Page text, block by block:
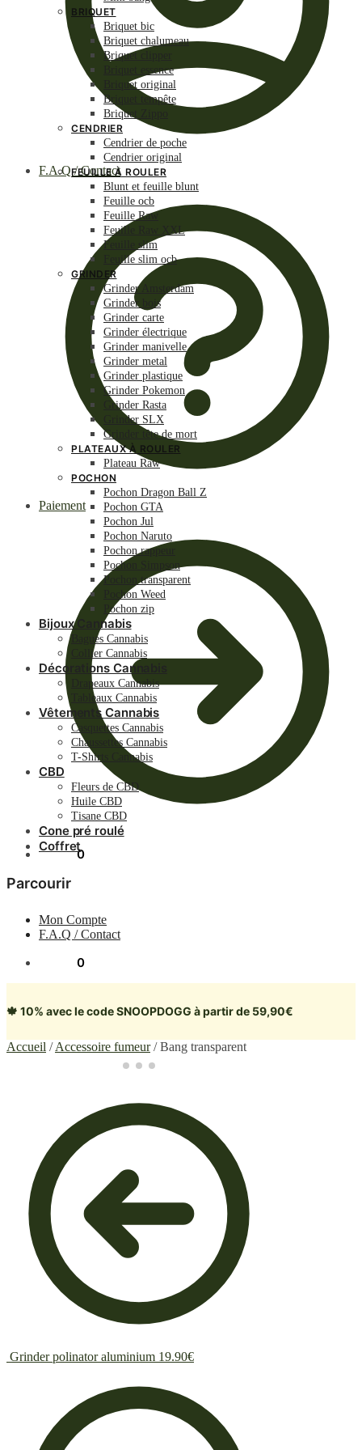
F.A.Q / Contact
Paiement
0.00€ 0
BRIQUET
Briquet bic
Briquet chalumeau
Briquet clipper
Briquet essence
Briquet original
Briquet tempête
Briquet Zippo
CENDRIER
Cendrier de poche
Cendrier original
FEUILLE À ROULER
Blunt et feuille blunt
Feuille ocb
Feuille Raw
Feuille Raw XXL
Feuille slim
Feuille slim ocb
GRINDER
Grinder Amsterdam
Grinder bois
Grinder carte
Grinder électrique
Grinder manivelle
Grinder metal
Grinder plastique
Grinder Pokemon
Grinder Rasta
Grinder SLX
Grinder tête de mort
PLATEAUX À ROULER
Plateau Raw
POCHON
Pochon Dragon Ball Z
Pochon GTA
Pochon Jul
Pochon Naruto
Pochon rappeur
Pochon Simpson
Pochon transparent
Pochon Weed
Pochon zip
Bijoux Cannabis
Bagues Cannabis
Collier Cannabis
Décorations Cannabis
Drapeaux Cannabis
Tableaux Cannabis
Vêtements Cannabis
Casquettes Cannabis
Chaussettes Cannabis
T-Shirts Cannabis
CBD
Fleurs de CBD
Huile CBD
Tisane CBD
Cone pré roulé
Coffret
Parcourir
Mon Compte
F.A.Q / Contact
0
🍁 10% avec le code SNOOPDOGG à partir de 59,90€
Accueil /Accessoire fumeur/Bang transparent
Grinder polinator aluminium 19.90€